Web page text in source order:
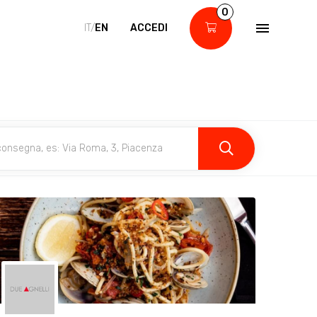
IT/EN ACCEDI
0